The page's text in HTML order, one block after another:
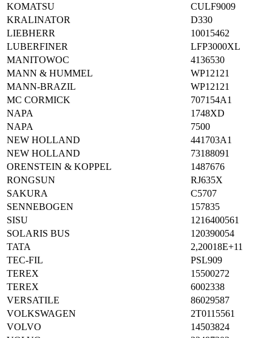
KOMATSU
CULF9009
KRALINATOR
D330
LIEBHERR
10015462
LUBERFINER
LFP3000XL
MANITOWOC
4136530
MANN & HUMMEL
WP12121
MANN-BRAZIL
WP12121
MC CORMICK
707154A1
NAPA
1748XD
NAPA
7500
NEW HOLLAND
441703A1
NEW HOLLAND
73188091
ORENSTEIN & KOPPEL
1487676
RONGSUN
RJ635X
SAKURA
C5707
SENNEBOGEN
157835
SISU
1216400561
SOLARIS BUS
120390054
TATA
2,20018E+11
TEC-FIL
PSL909
TEREX
15500272
TEREX
6002338
VERSATILE
86029587
VOLKSWAGEN
2T0115561
VOLVO
14503824